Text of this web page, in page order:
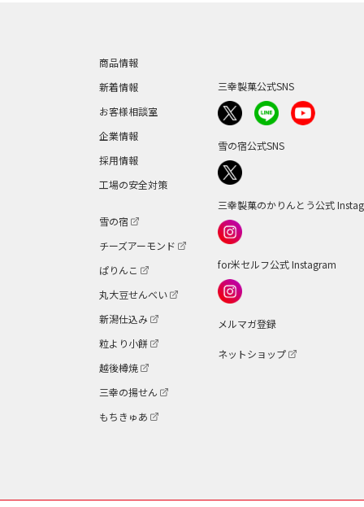
商品情報
新着情報
お客様相談室
企業情報
採用情報
工場の安全対策
雪の宿
チーズアーモンド
ぱりんこ
丸大豆せんべい
新潟仕込み
粒より小餅
越後樽焼
三幸の揚せん
もちきゅあ
三幸製菓公式SNS
雪の宿公式SNS
三幸製菓のかりんとう公式
for米セルフ公式 Instagram
メルマガ登録
ネットショップ